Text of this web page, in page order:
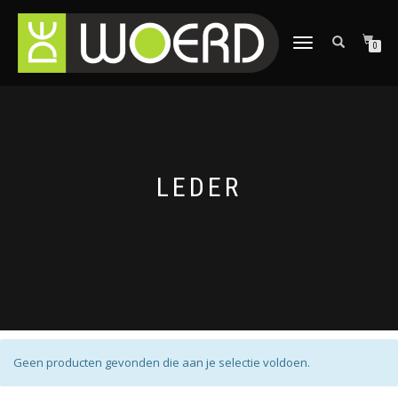
SCHAKEL
0
LEDER
Geen producten gevonden die aan je selectie voldoen.